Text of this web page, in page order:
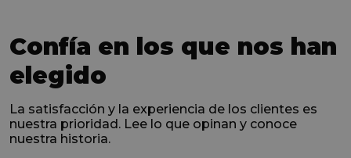
Confía en los que nos han
elegido
La satisfacción y la experiencia de los clientes es
nuestra prioridad. Lee lo que opinan y conoce
nuestra historia.